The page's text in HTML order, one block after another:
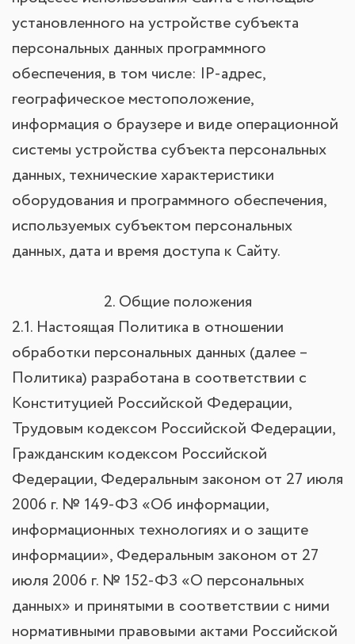
установленного на устройстве субъекта
персональных данных программного
обеспечения, в том числе: IP-адрес,
географическое местоположение,
информация о браузере и виде операционной
системы устройства субъекта персональных
данных, технические характеристики
оборудования и программного обеспечения,
используемых субъектом персональных
данных, дата и время доступа к Сайту.
2. Общие положения
2.1. Настоящая Политика в отношении
обработки персональных данных (далее –
Политика) разработана в соответствии с
Конституцией Российской Федерации,
Трудовым кодексом Российской Федерации,
Гражданским кодексом Российской
Федерации, Федеральным законом от 27 июля
2006 г. № 149-ФЗ «Об информации,
информационных технологиях и о защите
информации», Федеральным законом от 27
июля 2006 г. № 152-ФЗ «О персональных
данных» и принятыми в соответствии с ними
нормативными правовыми актами Российской